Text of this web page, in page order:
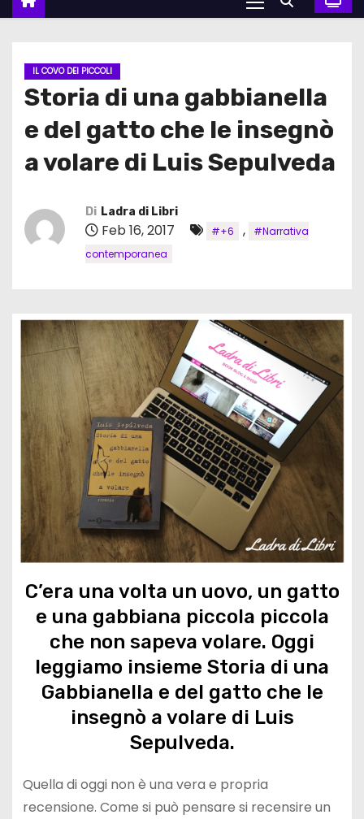
IL COVO DEI PICCOLI
Storia di una gabbianella
e del gatto che le insegnò
a volare di Luis Sepulveda
Di Ladra di Libri
Feb 16, 2017 #+6 ,
#Narrativa
contemporanea
C’era una volta un uovo, un gatto
e una gabbiana piccola piccola
che non sapeva volare. Oggi
leggiamo insieme Storia di una
Gabbianella e del gatto che le
insegnò a volare di Luis
Sepulveda.
Quella di oggi non è una vera e propria
recensione. Come si può pensare si recensire un